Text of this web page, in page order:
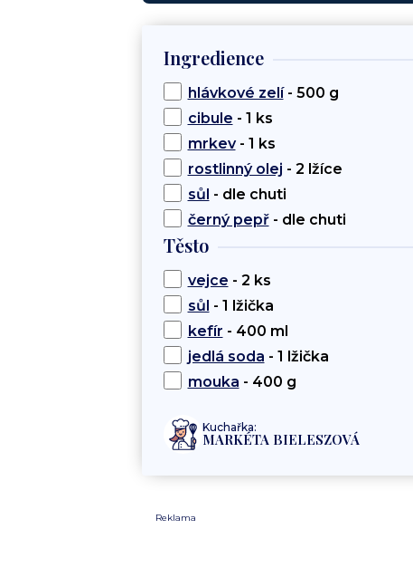
Ingredience
hlávkové zelí- 500 g
cibule - 1 ks
mrkev- 1 ks
rostlinný olej - 2 lžíce
sůl - dle chuti
černý pepř- dle chuti
Těsto
vejce - 2 ks
sůl - 1 lžička
kefír - 400 ml
jedlá soda - 1 lžička
mouka - 400 g
Kuchařka:
MARKÉTA BIELESZOVÁ
Reklama